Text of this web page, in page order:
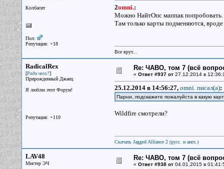
Колбасит
Пол:
Репутация: +18
2omni.:
Можно НайтОпс маппак попробовать.
Там только карты подменяются,
Все врут...
RadicalRex
[Ради чего?]
Прирожденный Джаец
Я люблю этот Форум!
Репутация: +110
Re: ЧАВО, том 7 (всё
« Ответ #937 от27.12.2014 в
25.12.2014 в 14:56:27, omni. писал(a):
Парни, подскажите пожалуйста в какую
Wildfire смотрели?
Скачать Jagged Alliance 2 (русс. и англ.)
LAV48
Мистер ЭЧ
Re: ЧАВО, том 7 (всё
« Ответ #938 от04.01.2015 в